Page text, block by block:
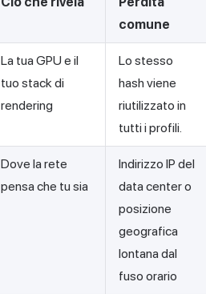
comune
La tua GPU e il
tuo stack di
rendering
Lo stesso
hash viene
riutilizzato in
tutti i profili.
Dove la rete
pensa che tu sia
Indirizzo IP del
data center o
posizione
geografica
lontana dal
fuso orario